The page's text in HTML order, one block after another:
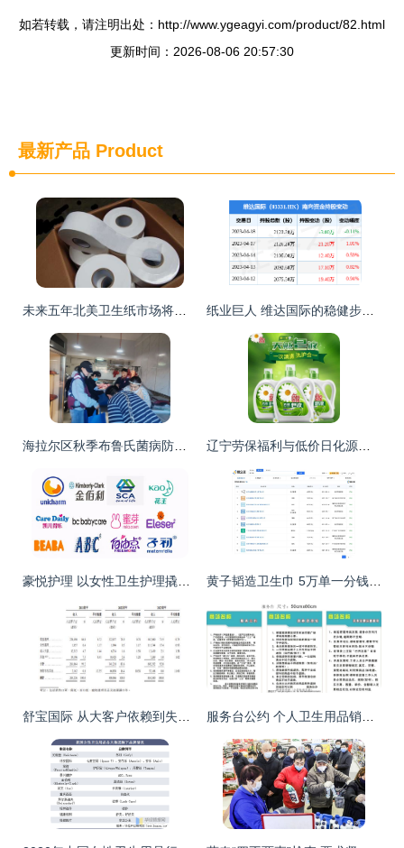
如若转载，请注明出处：http://www.ygeagyi.com/product/82.html
更新时间：2026-08-06 20:57:30
最新产品 Product